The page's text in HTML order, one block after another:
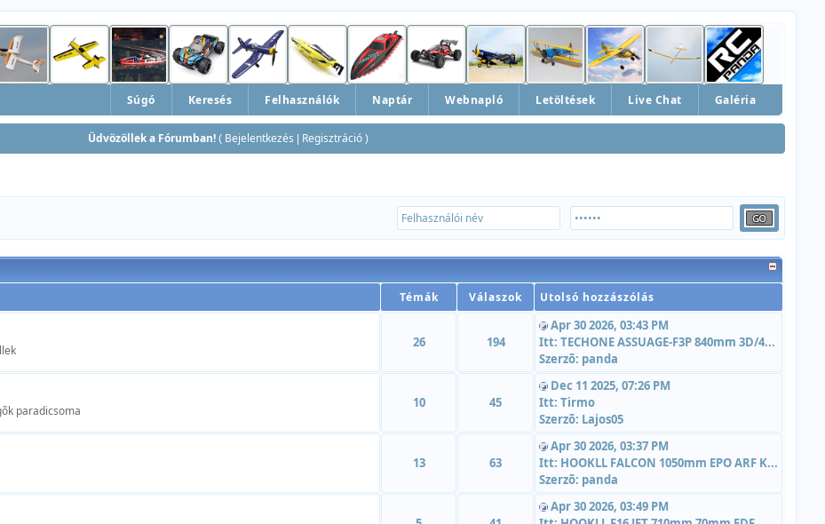
Súgó Keresés Felhasználók Naptár Webnapló Letöltések Live Chat Galéria
Üdvözöllek a Fórumban! ( Bejelentkezés Regisztráció )
Témák Válaszok Utolsó hozzászólás
26 194
Apr 30 2026, 03:43 PM
Itt: TECHONE ASSUAGE-F3P 840mm 3D/4...
Szerzõ: panda
paradicsoma
10 45
Dec 11 2025, 07:26 PM
Itt: Tirmo
Szerzõ: Lajos05
13 63
Apr 30 2026, 03:37 PM
Itt: HOOKLL FALCON 1050mm EPO ARF K...
Szerzõ: panda
Apr 30 2026, 03:49 PM